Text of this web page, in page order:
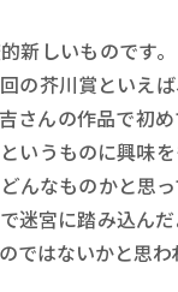
新しいものです
の芥川賞といえ
さんの作品で初
いうものに興味
んなものかと思
迷宮に踏み込ん
ではないかと思わ